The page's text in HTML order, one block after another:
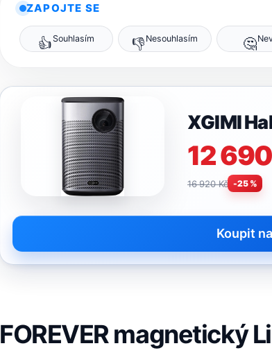
ZAPOJTE SE
👍 Souhlasím 👎 Nesouhlasím 🤔
XGIMI
12
16 920 Kč -25 %
Koupit
FOREVER magnetický